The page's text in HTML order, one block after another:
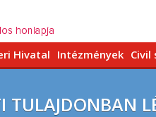
Hivatal Intézmények Civil